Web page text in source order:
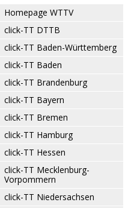
Homepage WTTV
click-TT DTTB
click-TT Baden-Württemberg
click-TT Baden
click-TT Brandenburg
click-TT Bayern
click-TT Bremen
click-TT Hamburg
click-TT Hessen
click-TT Mecklenburg-
Vorpommern
click-TT Niedersachsen